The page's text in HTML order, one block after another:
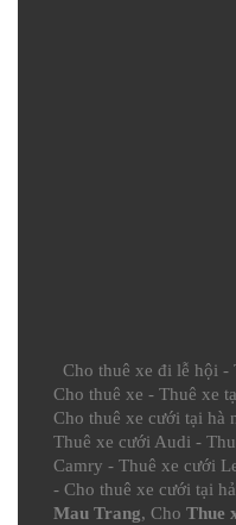
Cho thuê xe đi lễ hội -
Cho thuê xe - Thuê xe
Cho thuê xe cưới tại hà
Thuê xe cưới Audi -
Camry - Thuê xe cưới
- Cho thuê xe cưới tại
Mau Trang, Cho Thue